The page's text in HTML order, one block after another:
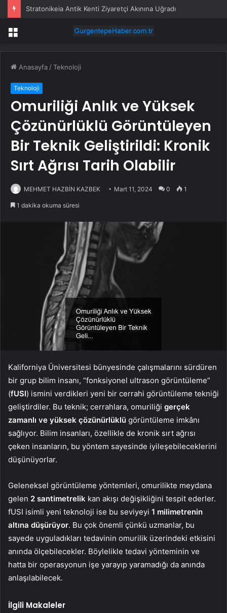
Stratonikeia Antik Kenti Ziyaretçi Akınına Uğradı
Menü
Anasayfa /Teknoloji
Teknoloji
Omuriliği Anlık ve Yüksek
Çözünürlüklü Görüntüleyen
Bir Teknik Geliştirildi: Kronik
Sırt Ağrısı Tarih Olabilir
MEHMET HAZBİN KAZBEK Mart 11, 2024 0 1
1 dakika okuma süresi
Kaliforniya Üniversitesi bünyesinde çalışmalarını sürdüren
bir grup bilim insanı, “fonksiyonel ultrason görüntüleme”
(fUSI) ismini verdikleri yeni bir cerrahi görüntüleme tekniği
geliştirdiler. Bu teknik; cerrahlara, omuriliği gerçek
zamanlı ve yüksek çözünürlüklü görüntüleme imkânı
sağlıyor. Bilim insanları, özellikle de kronik sırt ağrısı
çeken insanların, bu yöntem sayesinde iyileşebileceklerini
düşünüyorlar.
Geleneksel görüntüleme yöntemleri, omurilikte meydana
gelen 2 santimetrelik kan akışı değişikliğini tespit ederler.
fUSI isimli yeni teknoloji ise bu seviyeyi 1 milimetrenin
altına düşürüyor. Bu çok önemli çünkü uzmanlar, bu
sayede uyguladıkları tedavinin omurilik üzerindeki etkisini
anında ölçebilecekler. Böylelikle tedavi yönteminin ve
hatta bir operasyonun işe yarayıp yaramadığı da anında
anlaşılabilecek.
İlgili Makaleler